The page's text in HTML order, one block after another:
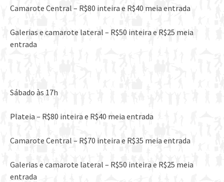
Camarote Central – R$80 inteira e R$40 meia entrada
Galerias e camarote lateral – R$50 inteira e R$25 meia
entrada
Sábado às 17h
Plateia – R$80 inteira e R$40 meia entrada
Camarote Central – R$70 inteira e R$35 meia entrada
Galerias e camarote lateral – R$50 inteira e R$25 meia
entrada